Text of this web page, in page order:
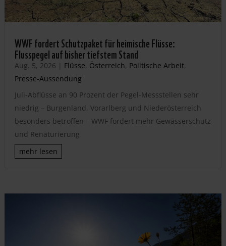
WWF fordert Schutzpaket für heimische Flüsse:
Flusspegel auf bisher tiefstem Stand
Aug. 5, 2026 | Flüsse, Österreich, Politische Arbeit,
Presse-Aussendung
Juli-Abflüsse an 90 Prozent der Pegel-Messstellen sehr
niedrig – Burgenland, Vorarlberg und Niederösterreich
besonders betroffen – WWF fordert mehr Gewässerschutz
und Renaturierung
mehr lesen